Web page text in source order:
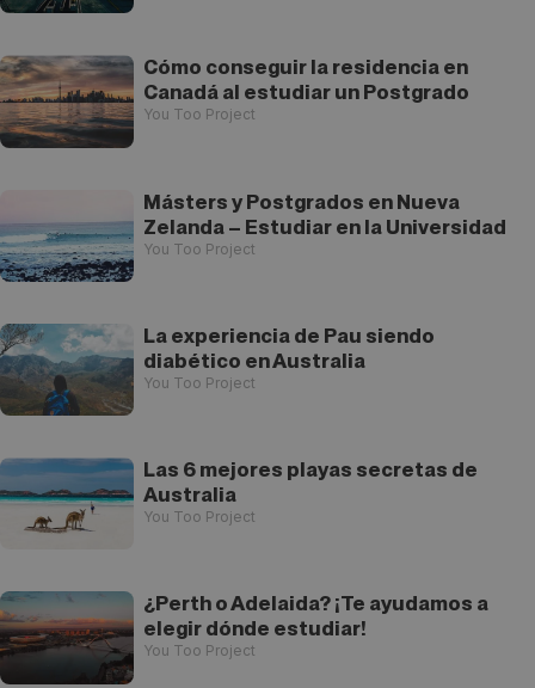
Cómo conseguir la residencia en
Canadá al estudiar un Postgrado
You Too Project
Másters y Postgrados en Nueva
Zelanda – Estudiar en la Universidad
You Too Project
La experiencia de Pau siendo
diabético en Australia
You Too Project
Las 6 mejores playas secretas de
Australia
You Too Project
¿Perth o Adelaida? ¡Te ayudamos a
elegir dónde estudiar!
You Too Project